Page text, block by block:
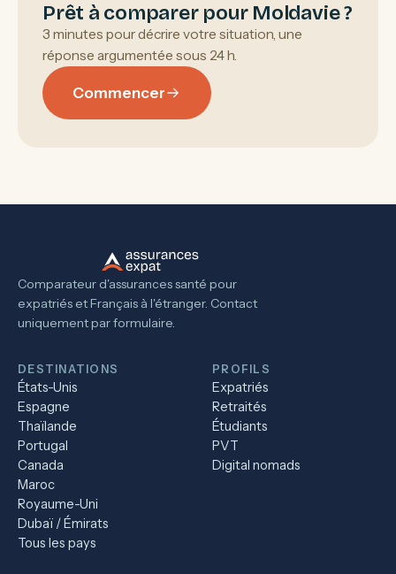
Prêt à comparer pour Moldavie ?
3 minutes pour décrire votre situation, une
réponse argumentée sous 24 h.
Commencer
Comparateur d'assurances santé pour
expatriés et Français à l'étranger. Contact
uniquement par formulaire.
DESTINATIONS
États-Unis
Espagne
Thaïlande
Portugal
Canada
Maroc
Royaume-Uni
Dubaï / Émirats
Tous les pays
PROFILS
Expatriés
Retraités
Étudiants
PVT
Digital nomads